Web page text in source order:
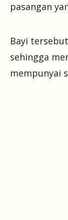
pasangan
Bayi
sehingga
mempunyai